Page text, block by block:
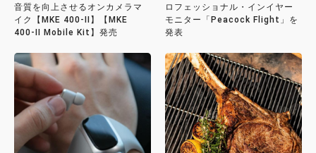
音質を向上させるオンカメラマ
イク【MKE 400-II】【MKE
400-II Mobile Kit】発売
ロフェッショナル・インイヤー
モニター「Peacock Flight」を
発表